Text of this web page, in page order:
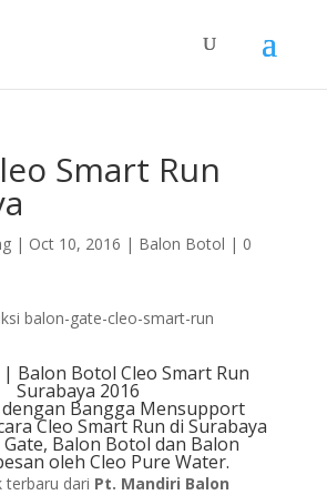
Smart Run
| Oct 10, 2016 | Balon Botol | 0
Balon Botol Cleo Smart Run
Surabaya 2016
Bangga Mensupport
Cleo Smart Run di Surabaya
Balon Botol dan Balon
oleh Cleo Pure Water.
terbaru dari Pt. Mandiri Balon